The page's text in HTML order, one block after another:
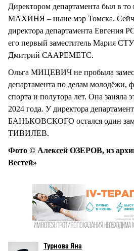
Директором департамента был в
МАХИНЯ – ныне мэр Томска.
директора департамента
его первый заместитель Мария
Дмитрий СААРЕМЕТС.
Ольга МИЦЕВИЧ не пробыла
департамента по делам молодёжи,
спорта и полутора лет. Она заняла
2024 года. У директора
БАНЬКОВСКОГО остался один
ТИВИЛЕВ.
Фото © Алексей ОЗЕРОВ, из
Вестей»
Турнова Яна